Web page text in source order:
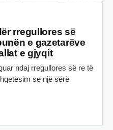
rregullores së
e gazetarëve
e gjyqit
ndaj rregullores së re të
se një sërë